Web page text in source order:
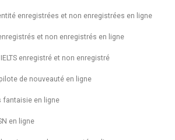
enregistrées et non enregistrées en ligne
et non enregistrés en ligne
enregistré et non enregistré
de nouveauté en ligne
fantaisie en ligne
en ligne